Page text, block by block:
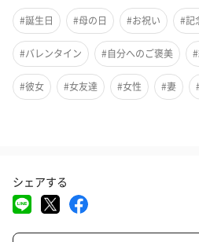
水で清め、色付けられた紙紐を結び
引。
繊細な曲線に巧みな技術があらわれ
のある人の美しさの賜物です。
優しい風に軽やかに揺れる、晴れの
ピンポンマムのような結び
特別な日や普段使いにも
#誕生日 #母の日 #お祝い #記
#バレンタイン #自分へのご褒美
#彼女 #女友達 #女性 #妻
#30代 #40代
シェアする